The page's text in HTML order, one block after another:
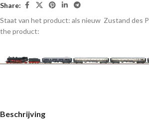
Share:
Staat van het product: als nieuw Zustand des
the product:
Beschrijving